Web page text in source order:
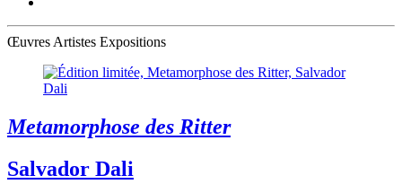
ŒuvresArtistes Expositions
Metamorphose des Ritter
Salvador Dali